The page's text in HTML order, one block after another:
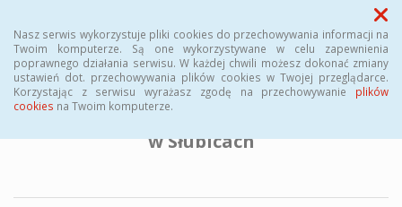
Nasz serwis wykorzystuje pliki cookies do przechowywania informacji na
Twoim komputerze. Są one wykorzystywane w celu zapewnienia
poprawnego działania serwisu. W każdej chwili możesz dokonać zmiany
ustawień dot. przechowywania plików cookies w Twojej przeglądarce.
Korzystając z serwisu wyrażasz zgodę na przechowywanie plików
cookies na Twoim komputerze.
Menu
BIULETYN INFORMACJI PUBLICZNEJ
Powiatowego Urzędu Pracy
w Słubicach